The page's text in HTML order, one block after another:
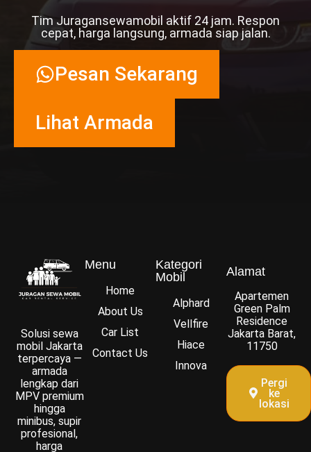
Tim Juragansewamobil aktif 24 jam. Respon
cepat, harga langsung, armada siap jalan.
Pesan Sekarang
Lihat Armada
Solusi sewa
mobil Jakarta
terpercaya —
armada
lengkap dari
MPV premium
hingga
minibus, supir
profesional,
harga
Menu
Home
About Us
Car List
Contact Us
Kategori
Mobil
Alphard
Vellfire
Hiace
Innova
Alamat
Apartemen
Green Palm
Residence
Jakarta Barat,
11750
Pergi
ke
lokasi